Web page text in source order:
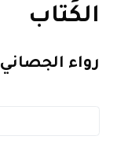
الكُتاب
رواء الجصاني